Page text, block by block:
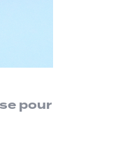
pour